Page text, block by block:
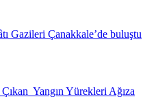
Gazileri Çanakkale’de buluştu
Yangın Yürekleri Ağıza